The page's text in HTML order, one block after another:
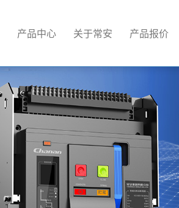
产品中心 关于常安 产品报价